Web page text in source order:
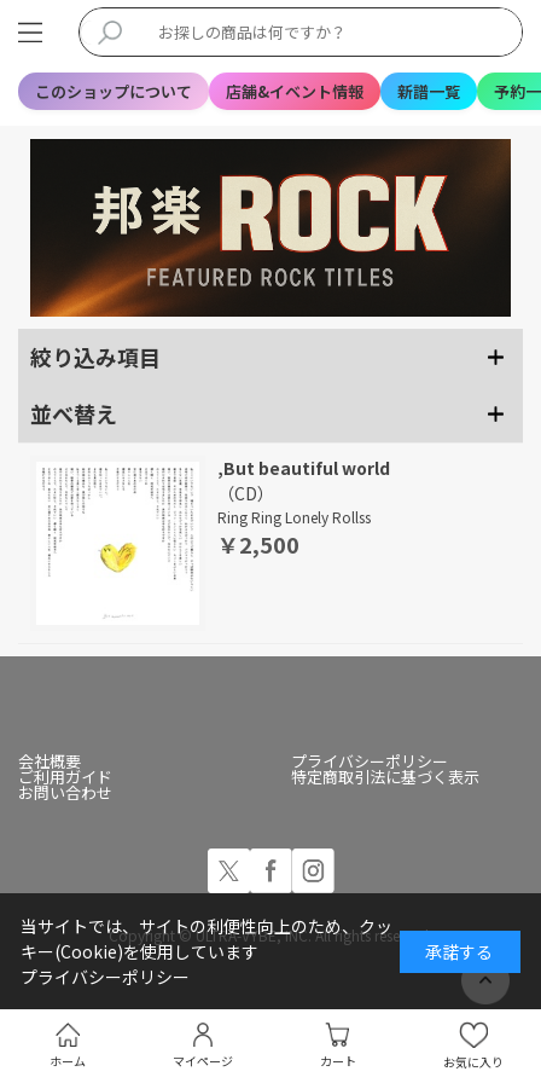
このショップについて 店舗&イベント情報 新譜一覧 予約
ホーム マイページ カート お気に入り
絞り込み項目
並べ替え
,But beautiful world
（CD）
Ring Ring Lonely Rollss
￥2,500
会社概要 プライバシーポリシー
ご利用ガイド 特定商取引法に基づく表示
お問い合わせ
Copyright © ULTRA-VYBE, INC. All rights reserved.
当サイトでは、サイトの利便性向上のため、クッ
キー(Cookie)を使用しています
プライバシーポリシー
承諾する